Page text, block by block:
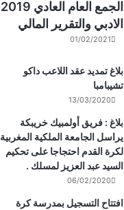
الادبي والتقرير المالي
01/02/2021
بلاغ تمديد عقد اللاعب داكو
تشيبامبا
13/03/2020
بلاغ : فريق أولمبيك خريبكة
يراسل الجامعة الملكية المغربية
لكرة القدم احتجاجا على تحكيم
السيد عبد العزيز لمسلك .
06/02/2020
افتتاح التسجيل بمدرسة كرة